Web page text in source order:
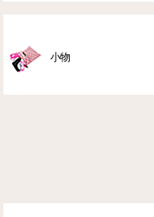
小物